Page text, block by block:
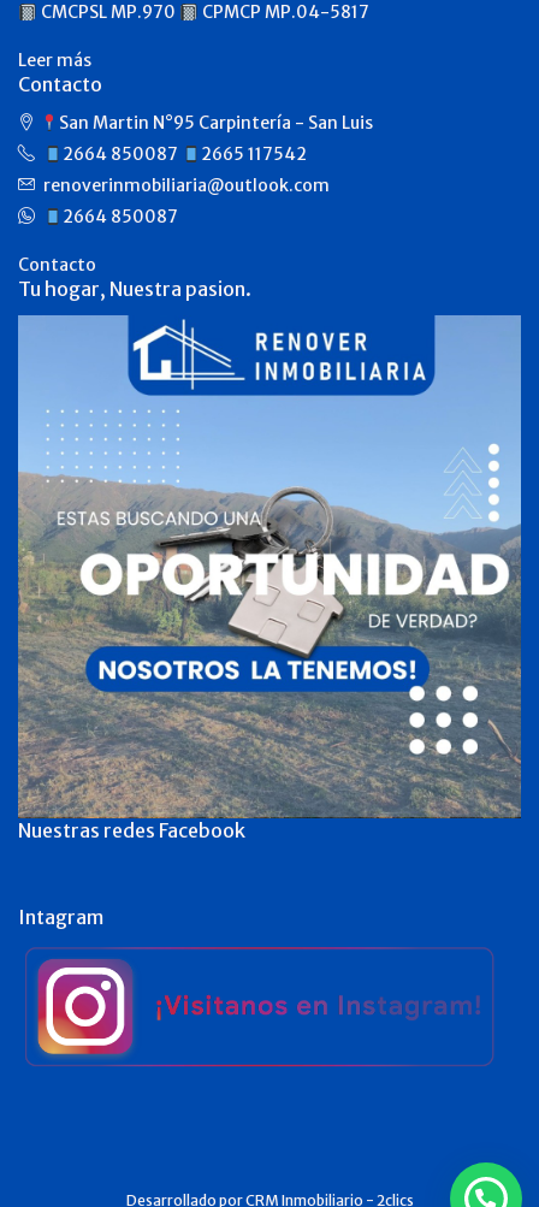
CMCPSL MP.970 CPMCP MP.04-5817
Leer más
Contacto
San Martin N°95 Carpintería - San Luis
2664 850087
2665 117542
renoverinmobiliaria@outlook.com
2664 850087
Contacto
Tu hogar, Nuestra pasion.
Nuestras redes Facebook
Intagram
Desarrollado porCRM Inmobiliario - 2clics